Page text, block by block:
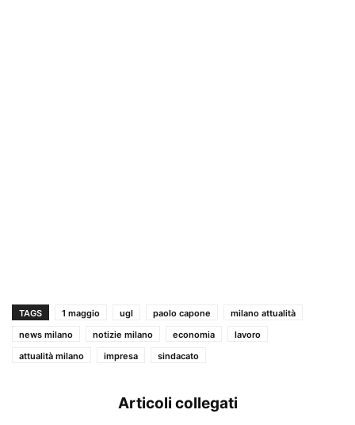
TAGS 1 maggio ugl paolo capone
milano attualità
news milano
notizie milano economia
lavoro
attualità milano
impresa sindacato
Articoli collegati